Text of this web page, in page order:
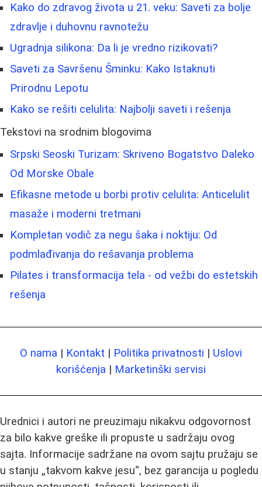
Kako do zdravog života u 21. veku: Saveti za bolje
zdravlje i duhovnu ravnotežu
Ugradnja silikona: Da li je vredno rizikovati?
Saveti za Savršenu Šminku: Kako Istaknuti
Prirodnu Lepotu
Kako se rešiti celulita: Najbolji saveti i rešenja
Tekstovi na srodnim blogovima
Srpski Seoski Turizam: Skriveno Bogatstvo Daleko
Od Morske Obale
Efikasne metode u borbi protiv celulita: Anticelulit
masaže i moderni tretmani
Kompletan vodič za negu šaka i noktiju: Od
podmlađivanja do rešavanja problema
Pilates i transformacija tela - od vežbi do estetskih
rešenja
O nama | Kontakt | Politika privatnosti | Uslovi
korišćenja | Marketinški servisi
Urednici i autori ne preuzimaju nikakvu odgovornost
za bilo kakve greške ili propuste u sadržaju ovog
sajta. Informacije sadržane na ovom sajtu pružaju se
u stanju „takvom kakve jesu“, bez garancija u pogledu